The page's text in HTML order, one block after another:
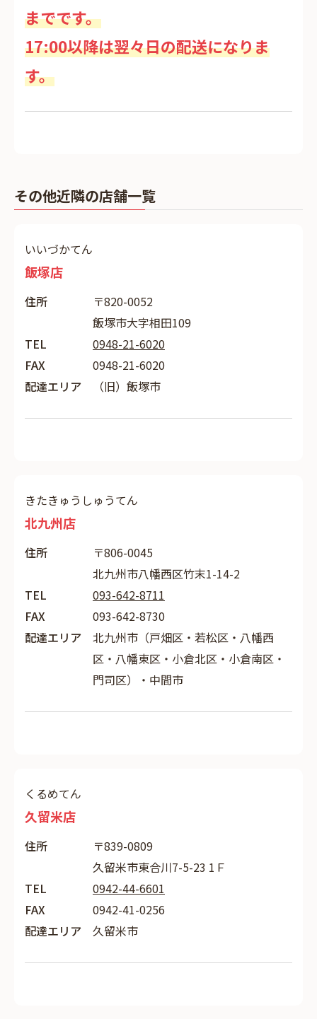
までです。
17:00以降は翌々日の配送になりま
す。
その他近隣の店舗一覧
いいづかてん
飯塚店
住所
〒820-0052
飯塚市大字相田109
TEL
0948-21-6020
FAX
0948-21-6020
配達エリア
（旧）飯塚市
きたきゅうしゅうてん
北九州店
住所
〒806-0045
北九州市八幡西区竹末1-14-2
TEL
093-642-8711
FAX
093-642-8730
配達エリア
北九州市（戸畑区・若松区・八幡西
区・八幡東区・小倉北区・小倉南区・
門司区）・中間市
くるめてん
久留米店
住所
〒839-0809
久留米市東合川7-5-23 1Ｆ
TEL
0942-44-6601
FAX
0942-41-0256
配達エリア
久留米市